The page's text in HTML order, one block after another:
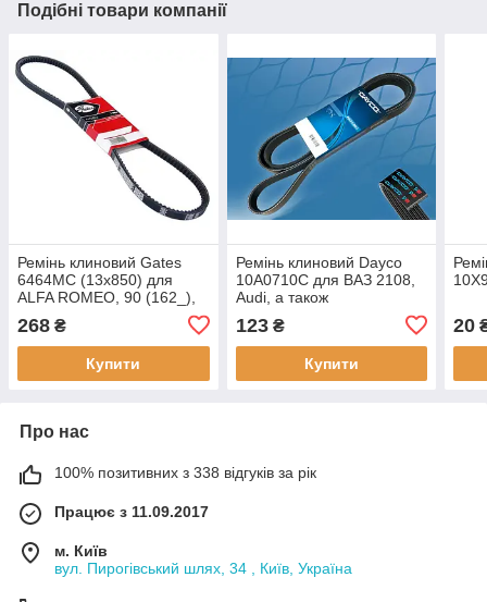
Подібні товари компанії
Ремінь клиновий Gates
6464MC (13х850) для
ALFA ROMEO, 90 (162_),
244, BMW, 3 Series, 5
Series, 7 Series,
268 ₴
Купити
Ремінь клиновий Dayco
10A0710C для ВАЗ 2108,
Audi, а також
застосовується: Citroen,
Fiat, Ford, Honda, Lancia,
Peugeot, Porsche,
123₴
Купити
20
Про нас
100% позитивних з 338 відгуків за рік
Працює з 11.09.2017
м. Київ
вул. Пирогівський шлях, 34 , Київ, Україна